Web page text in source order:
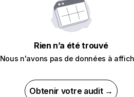
Rien n’a été trouvé
Nous n'avons pas de données à
Obtenir votre audit →